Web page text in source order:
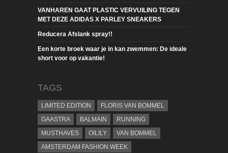
VANHAREN GAAT PLASTIC VERVUILING TEGEN
MET DEZE ADIDAS X PARLEY SNEAKERS
Reducera Afslank spray!!
Een korte broek waar je in kan zwemmen: De ideale
short voor op vakantie!
TAGS
LIMITED EDITION
FLORIS VAN BOMMEL
GAASTRA
BALMAIN
RUNNING
MUSTHAVES
OILILY
VAN BOMMEL
AMSTERDAM FASHION WEEK